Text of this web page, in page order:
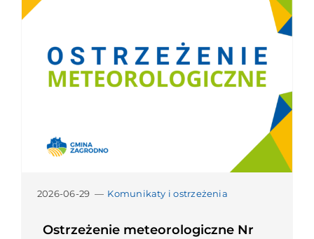
2026-06-29 — Komunikaty i ostrzeżenia
Ostrzeżenie meteorologiczne Nr